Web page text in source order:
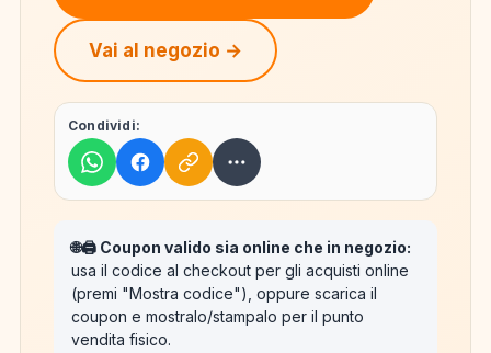
Vai al negozio →
Condividi:
🌐🖨️ Coupon valido sia online che in negozio:
usa il codice al checkout per gli acquisti online
(premi "Mostra codice"), oppure scarica il
coupon e mostralo/stampalo per il punto
vendita fisico.